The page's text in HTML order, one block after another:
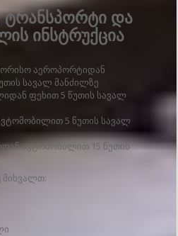
და
ინსტრუქცია
აეროპორტიდან
სავალ მანძილზე
ფეხით 5 წუთის სავალ
5 წუთის სავალ
ავტომობილით 15 წუთის